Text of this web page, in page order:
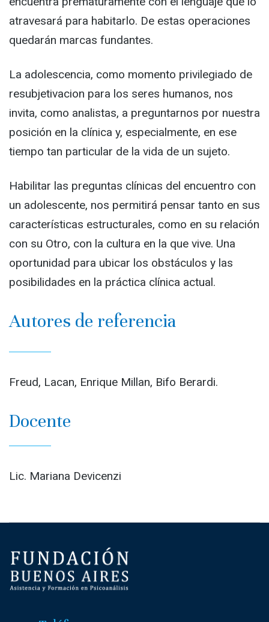
atravesará para habitarlo. De estas operaciones
quedarán marcas fundantes.
La adolescencia, como momento privilegiado de
resubjetivacion para los seres humanos, nos
invita, como analistas, a preguntarnos por nuestra
posición en la clínica y, especialmente, en ese
tiempo tan particular de la vida de un sujeto.
Habilitar las preguntas clínicas del encuentro con
un adolescente, nos permitirá pensar tanto en sus
características estructurales, como en su relación
con su Otro, con la cultura en la que vive. Una
oportunidad para ubicar los obstáculos y las
posibilidades en la práctica clínica actual.
Autores de referencia
Freud, Lacan, Enrique Millan, Bifo Berardi.
Docente
Lic. Mariana Devicenzi